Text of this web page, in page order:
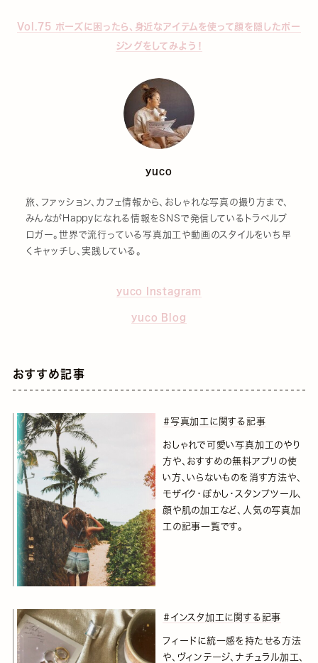
Vol.75 ポーズに困ったら、身近なアイテムを使って顔を隠したポー
ジングをしてみよう！
yuco
旅、ファッション、カフェ情報から、おしゃれな写真の撮り方まで、
みんながHappyになれる情報をSNSで発信しているトラベルブ
ロガー。世界で流行っている写真加工や動画のスタイルをいち早
くキャッチし、実践している。
yuco Instagram
yuco Blog
おすすめ記事
＃写真加工に関する記事
おしゃれで可愛い写真加工のやり
方や、おすすめの無料アプリの使
い方、いらないものを消す方法や、
モザイク・ぼかし・スタンプツール、
顔や肌の加工など、人気の写真加
工の記事一覧です。
＃インスタ加工に関する記事
フィードに統一感を持たせる方法
や、ヴィンテージ、ナチュラル加工、